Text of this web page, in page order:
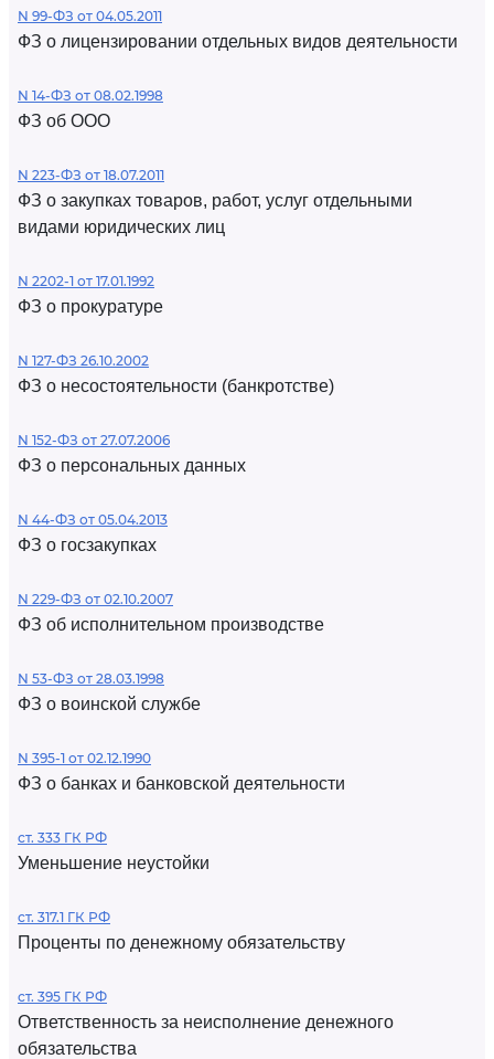
N 99-ФЗ от 04.05.2011
ФЗ о лицензировании отдельных видов деятельности
N 14-ФЗ от 08.02.1998
ФЗ об ООО
N 223-ФЗ от 18.07.2011
ФЗ о закупках товаров, работ, услуг отдельными
видами юридических лиц
N 2202-1 от 17.01.1992
ФЗ о прокуратуре
N 127-ФЗ 26.10.2002
ФЗ о несостоятельности (банкротстве)
N 152-ФЗ от 27.07.2006
ФЗ о персональных данных
N 44-ФЗ от 05.04.2013
ФЗ о госзакупках
N 229-ФЗ от 02.10.2007
ФЗ об исполнительном производстве
N 53-ФЗ от 28.03.1998
ФЗ о воинской службе
N 395-1 от 02.12.1990
ФЗ о банках и банковской деятельности
ст. 333 ГК РФ
Уменьшение неустойки
ст. 317.1 ГК РФ
Проценты по денежному обязательству
ст. 395 ГК РФ
Ответственность за неисполнение денежного
обязательства